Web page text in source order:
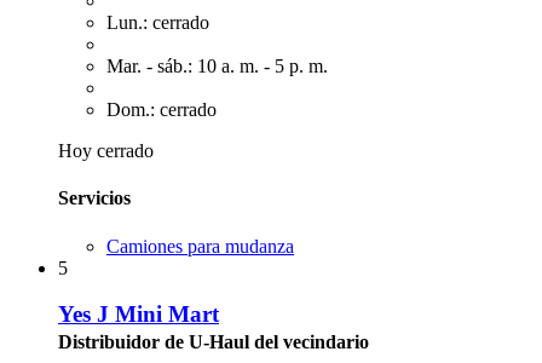
Lun.: cerrado
Mar. - sáb.: 10 a. m. - 5 p. m.
Dom.: cerrado
Hoy cerrado
Servicios
Camiones para mudanza
5
Yes J Mini Mart
Distribuidor de U-Haul del vecindario